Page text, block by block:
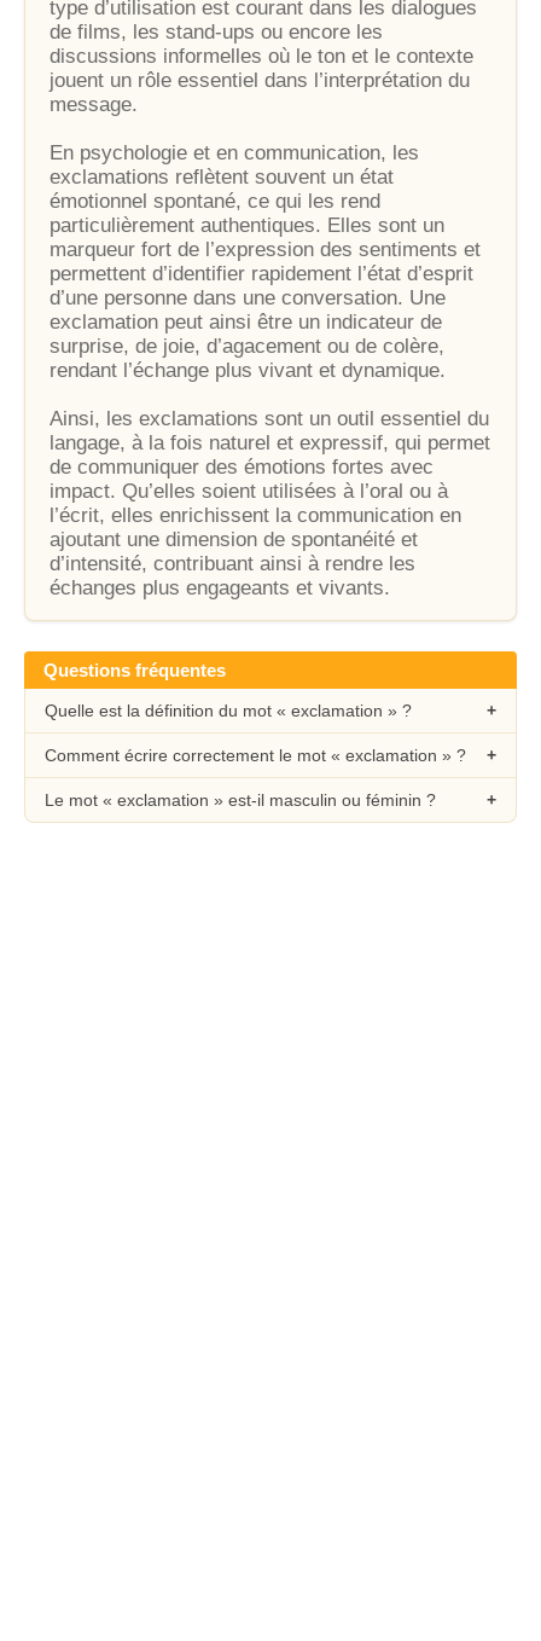
type d’utilisation est courant dans les dialogues
de films, les stand-ups ou encore les
discussions informelles où le ton et le contexte
jouent un rôle essentiel dans l’interprétation du
message.
En psychologie et en communication, les
exclamations reflètent souvent un état
émotionnel spontané, ce qui les rend
particulièrement authentiques. Elles sont un
marqueur fort de l’expression des sentiments et
permettent d’identifier rapidement l’état d’esprit
d’une personne dans une conversation. Une
exclamation peut ainsi être un indicateur de
surprise, de joie, d’agacement ou de colère,
rendant l’échange plus vivant et dynamique.
Ainsi, les exclamations sont un outil essentiel du
langage, à la fois naturel et expressif, qui permet
de communiquer des émotions fortes avec
impact. Qu’elles soient utilisées à l’oral ou à
l’écrit, elles enrichissent la communication en
ajoutant une dimension de spontanéité et
d’intensité, contribuant ainsi à rendre les
échanges plus engageants et vivants.
Questions fréquentes
Quelle est la définition du mot « exclamation » ?
Comment écrire correctement le mot « exclamation » ?
Le mot « exclamation » est-il masculin ou féminin ?